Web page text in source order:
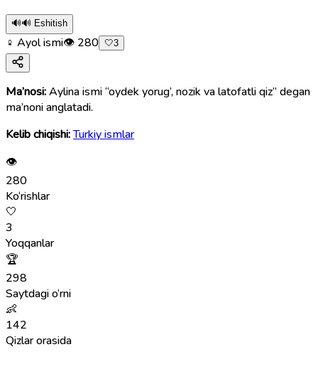
🔊🔊 Eshitish
♀ Ayol ismi👁 280 🤍3
Ma’nosi:Aylina ismi “oydek yorug‘, nozik va latofatli qiz” degan
ma’noni anglatadi.
Kelib chiqishi:Turkiy ismlar
👁
280
Ko‘rishlar
🤍
3
Yoqqanlar
🏆
298
Saytdagi o‘rni
👶
142
Qizlar orasida